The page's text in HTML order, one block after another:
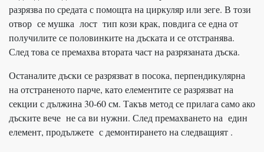
разрязва по средата с помощта на циркуляр или зеге. В този
отвор се мушка лост тип кози крак, повдига се една от
получилите се половинките на дъската и се отстранява.
След това се премахва втората част на разрязаната дъска.
Останалите дъски се разрязват в посока, перпендикулярна
на отстраненото парче, като елементите се разрязват на
секции с дължина 30-60 см. Такъв метод се прилага само ако
дъските вече не са ви нужни. След премахването на един
елемент, продължете с демонтирането на следващият .